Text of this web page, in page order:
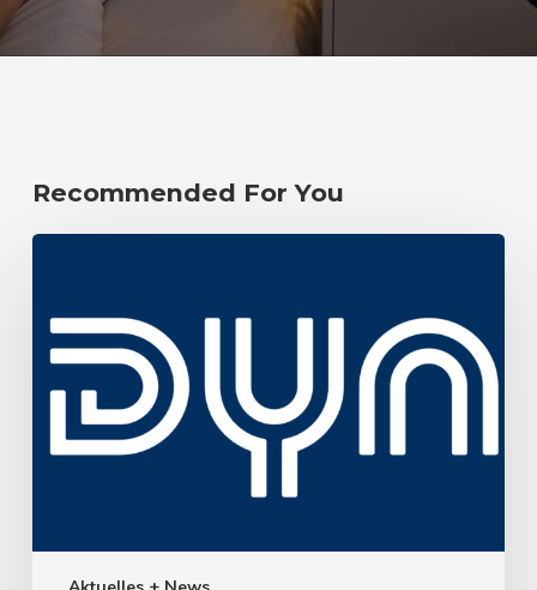
Recommended For You